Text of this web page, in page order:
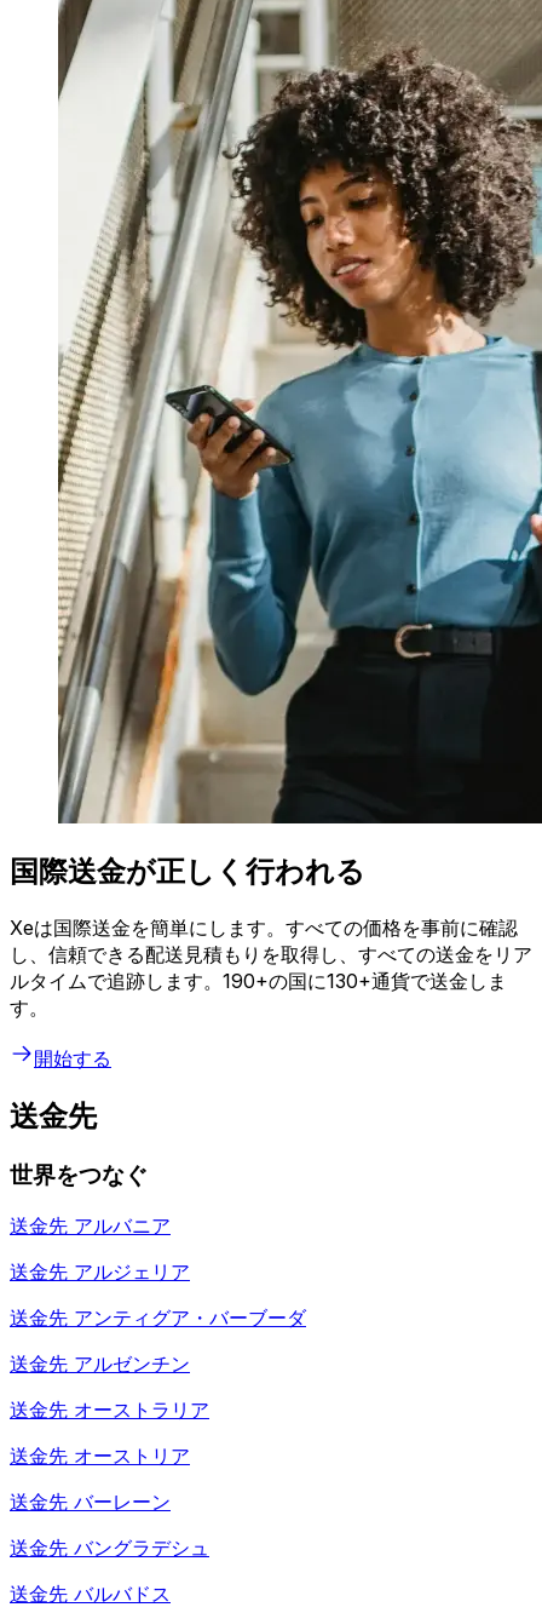
国際送金が正しく行われる
Xeは国際送金を簡単にします。すべての価格を事前に確認
し、信頼できる配送見積もりを取得し、すべての送金をリア
ルタイムで追跡します。190+の国に130+通貨で送金しま
す。
開始する
送金先
世界をつなぐ
送金先 アルバニア
送金先 アルジェリア
送金先 アンティグア・バーブーダ
送金先 アルゼンチン
送金先 オーストラリア
送金先 オーストリア
送金先 バーレーン
送金先 バングラデシュ
送金先 バルバドス